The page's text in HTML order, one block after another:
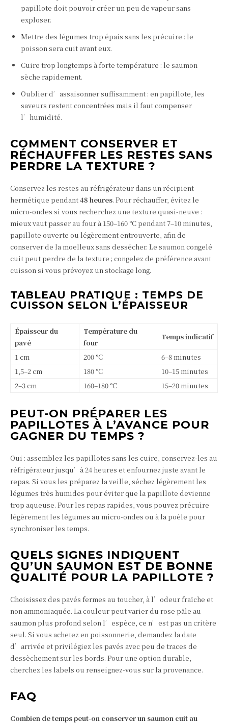
papillote doit pouvoir créer un peu de vapeur sans
exploser.
Mettre des légumes trop épais sans les précuire : le
poisson sera cuit avant eux.
Cuire trop longtemps à forte température : le saumon
sèche rapidement.
Oublier d’assaisonner suffisamment : en papillote, les
saveurs restent concentrées mais il faut compenser
l’humidité.
COMMENT CONSERVER ET
RÉCHAUFFER LES RESTES SANS
PERDRE LA TEXTURE ?
Conservez les restes au réfrigérateur dans un récipient
hermétique pendant48 heures. Pour réchauffer, évitez le
micro-ondes si vous recherchez une texture quasi-neuve :
mieux vaut passer au four à 150–160 °C pendant 7–10 minutes,
papillote ouverte ou légèrement entrouverte, afin de
conserver de la moelleux sans dessécher. Le saumon congelé
cuit peut perdre de la texture ; congelez de préférence avant
cuisson si vous prévoyez un stockage long.
TABLEAU PRATIQUE : TEMPS DE
CUISSON SELON L’ÉPAISSEUR
Épaisseur du
pavé
Température du
four
Temps indicatif
1 cm 200 °C
6–8 minutes
1,5–2 cm
180 °C
10–15 minutes
2–3 cm
160–180 °C 15–20 minutes
PEUT-ON PRÉPARER LES
PAPILLOTES À L’AVANCE POUR
GAGNER DU TEMPS ?
Oui : assemblez les papillotes sans les cuire, conservez-les au
réfrigérateur jusqu’à 24 heures et enfournez juste avant le
repas. Si vous les préparez la veille, séchez légèrement les
légumes très humides pour éviter que la papillote devienne
trop aqueuse. Pour les repas rapides, vous pouvez précuire
légèrement les légumes au micro-ondes ou à la poêle pour
synchroniser les temps.
QUELS SIGNES INDIQUENT
QU’UN SAUMON EST DE BONNE
QUALITÉ POUR LA PAPILLOTE ?
Choisissez des pavés fermes au toucher, à l’odeur fraîche et
non ammoniaquée. La couleur peut varier du rose pâle au
saumon plus profond selon l’espèce, ce n’est pas un critère
seul. Si vous achetez en poissonnerie, demandez la date
d’arrivée et privilégiez les pavés avec peu de traces de
dessèchement sur les bords. Pour une option durable,
cherchez les labels ou renseignez-vous sur la provenance.
FAQ
Combien de temps peut-on conserver un saumon cuit au